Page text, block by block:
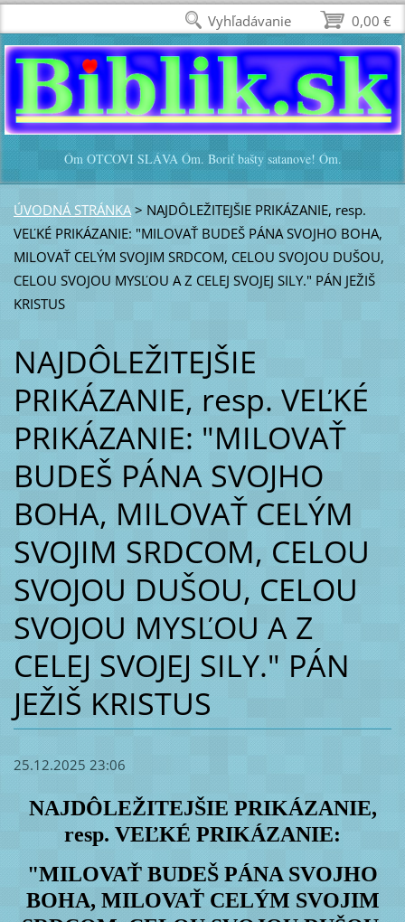
Óm OTCOVI SLÁVA Óm. Boriť bašty satanove! Óm.
ÚVODNÁ STRÁNKA > NAJDÔLEŽITEJŠIE PRIKÁZANIE, resp.
VEĽKÉ PRIKÁZANIE: "MILOVAŤ BUDEŠ PÁNA SVOJHO BOHA,
MILOVAŤ CELÝM SVOJIM SRDCOM, CELOU SVOJOU DUŠOU,
CELOU SVOJOU MYSĽOU A Z CELEJ SVOJEJ SILY." PÁN JEŽIŠ
KRISTUS
NAJDÔLEŽITEJŠIE
PRIKÁZANIE, resp. VEĽKÉ
PRIKÁZANIE: "MILOVAŤ
BUDEŠ PÁNA SVOJHO
BOHA, MILOVAŤ CELÝM
SVOJIM SRDCOM, CELOU
SVOJOU DUŠOU, CELOU
SVOJOU MYSĽOU A Z
CELEJ SVOJEJ SILY." PÁN
JEŽIŠ KRISTUS
25.12.2025 23:06
NAJDÔLEŽITEJŠIE PRIKÁZANIE,
resp. VEĽKÉ PRIKÁZANIE:
"MILOVAŤ BUDEŠ PÁNA SVOJHO
BOHA, MILOVAŤ CELÝM SVOJIM
0,00 €
Vyhľadávanie